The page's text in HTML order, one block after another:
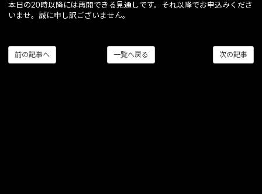
本日の20時以降には再開できる見通しです。それ以降でお申込みくださ
いませ。誠に申し訳ございません。
次の記事
一覧へ戻る
前の記事へ